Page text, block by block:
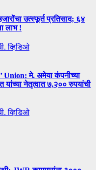
उत्स्फूर्त प्रतिसाद; ६४
लाभ !
व्हिडिओ
मे. अमेया कंपनीच्या
यांच्या नेतृत्वात ७,२०० रुपयांची
व्हिडिओ